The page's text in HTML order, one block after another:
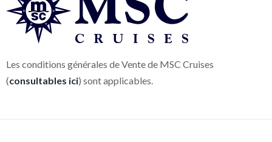
Les conditions générales de Vente de MSC Cruises
(consultables ici) sont applicables.